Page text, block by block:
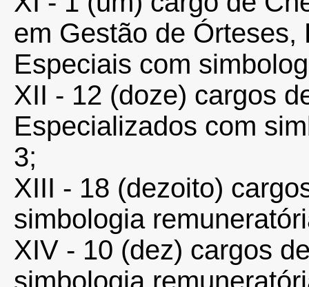
em Gestão de Órteses,
Especiais com
XII - 12 (doze) cargos
Especializados com
3;
XIII - 18 (dezoito)
simbologia
XIV - 10 (dez) cargos
simbologia